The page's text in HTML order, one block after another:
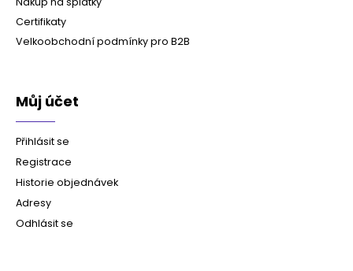
Certifikaty
Velkoobchodní podmínky pro B2B
Můj účet
Přihlásit se
Registrace
Historie objednávek
Adresy
Odhlásit se